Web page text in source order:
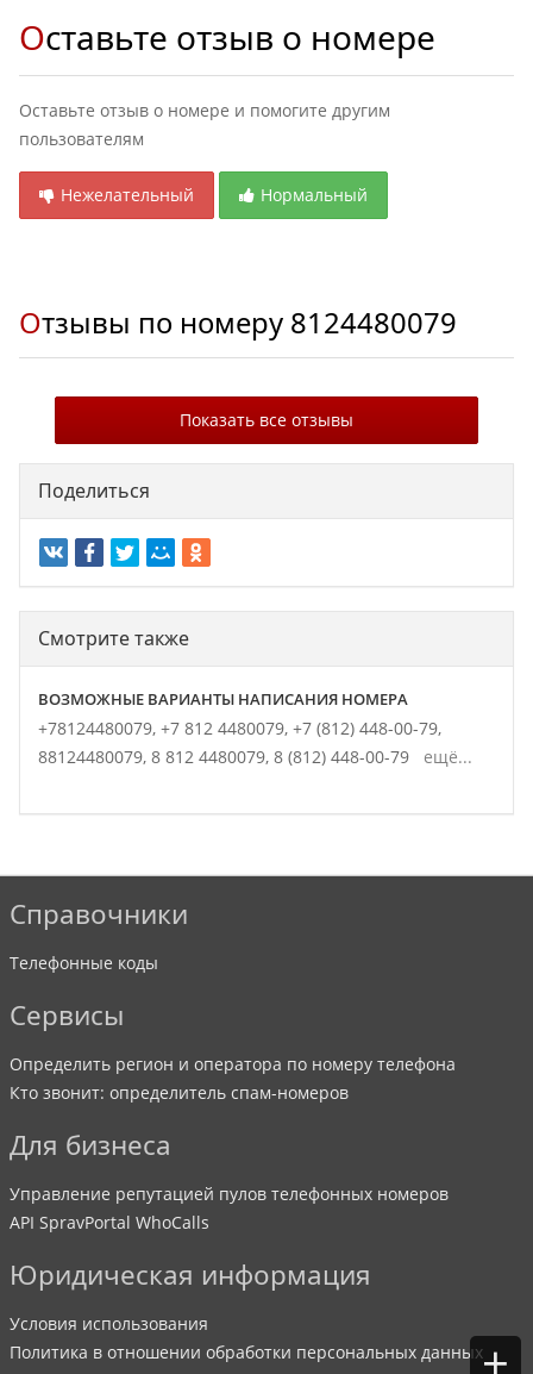
Оставьте отзыв о номере
Оставьте отзыв о номере и помогите другим
пользователям
Нежелательный Нормальный
Отзывы по номеру 8124480079
Показать все отзывы
Поделиться
Смотрите также
ВОЗМОЖНЫЕ ВАРИАНТЫ НАПИСАНИЯ НОМЕРА
+78124480079, +7 812 4480079, +7 (812) 448-00-79,
88124480079, 8 812 4480079, 8 (812) 448-00-79 ещё...
Справочники
Телефонные коды
Сервисы
Определить регион и оператора по номеру телефона
Кто звонит: определитель спам-номеров
Для бизнеса
Управление репутацией пулов телефонных номеров
API SpravPortal WhoCalls
Юридическая информация
Условия использования
Политика в отношении обработки персональных данных